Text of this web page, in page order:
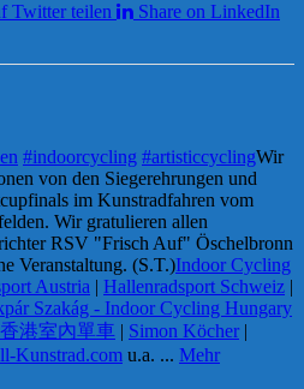
Twitter teilen
Share on LinkedIn
#indoorcycling #artisticcyclingWir
von den Siegerehrungen und
im Kunstradfahren vom
Wir gratulieren allen
RSV "Frisch Auf" Öschelbronn
Veranstaltung. (S.T.)Indoor Cycling
Austria Hallenradsport Schweiz
Szakág - Indoor Cycling Hungary
港室內單車 Simon Köcher
Kunstrad.com u.a. ... Mehr